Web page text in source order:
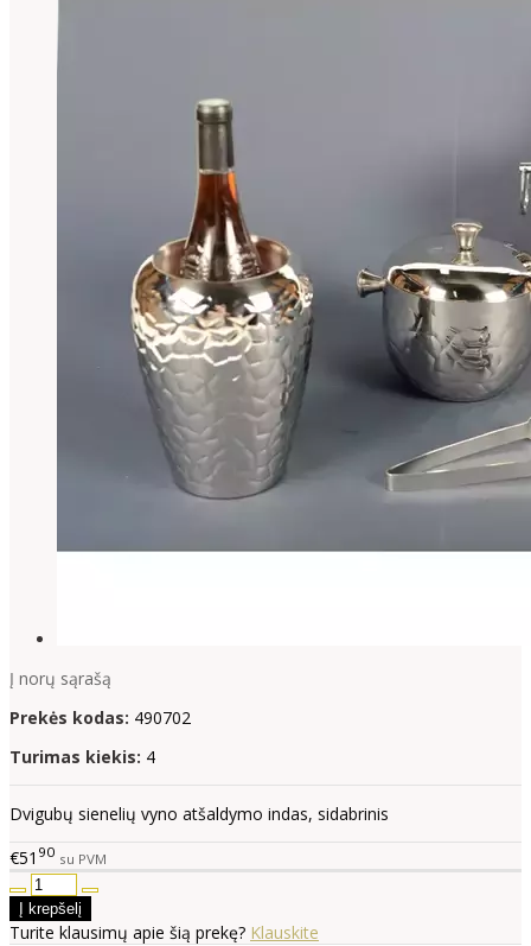
Į norų sąrašą
Prekės kodas: 490702
Turimas kiekis: 4
Dvigubų sienelių vyno atšaldymo indas, sidabrinis
€51 90 su PVM
Turite klausimų apie šią prekę? Klauskite